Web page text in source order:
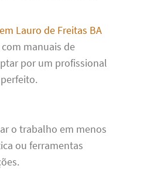
Lauro de Freitas BA
manuais de
por um profissional
o trabalho em menos
ou ferramentas